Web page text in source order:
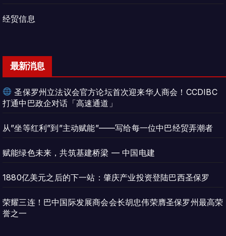
经贸信息
最新消息
圣保罗州立法议会官方论坛首次迎来华人商会！CCDIBC
打通中巴政企对话「高速通道」
从”坐等红利”到”主动赋能”——写给每一位中巴经贸弄潮者
赋能绿色未来，共筑基建桥梁 — 中国电建
1880亿美元之后的下一站：肇庆产业投资登陆巴西圣保罗
荣耀三连！巴中国际发展商会会长胡忠伟荣膺圣保罗州最高荣
誉之一